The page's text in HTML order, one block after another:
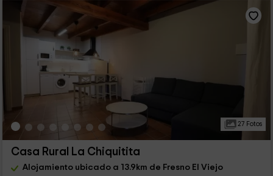
27 Fotos
Casa Rural La Chiquitita
Alojamiento ubicado a 13.9km de Fresno El Viejo